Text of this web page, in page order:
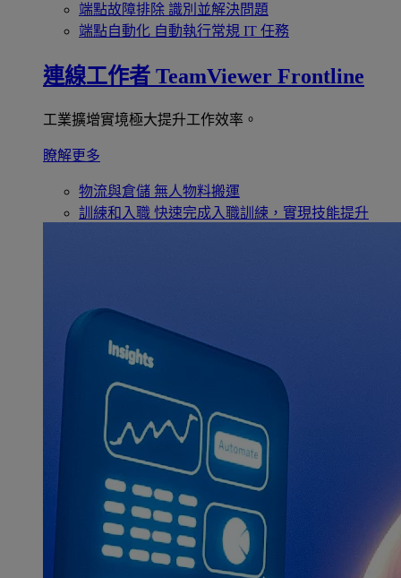
端點故障排除 識別並解決問題
端點自動化 自動執行常規 IT 任務
連線工作者 TeamViewer Frontline
工業擴增實境極大提升工作效率。
瞭解更多
物流與倉儲 無人物料搬運
訓練和入職 快速完成入職訓練，實現技能提升